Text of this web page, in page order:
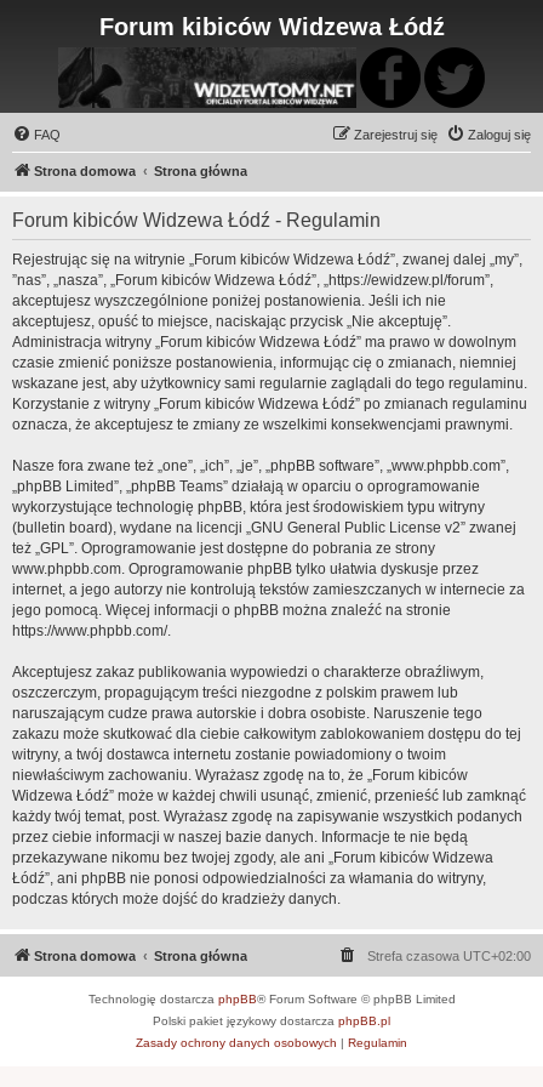
Forum kibiców Widzewa Łódź
FAQ Zaloguj się
Zarejestruj się
Strona domowa Strona główna
Forum kibiców Widzewa Łódź - Regulamin
Rejestrując się na witrynie „Forum kibiców Widzewa Łódź”, zwanej dalej „my”,
”nas”, „nasza”, „Forum kibiców Widzewa Łódź”, „https://ewidzew.pl/forum”,
akceptujesz wyszczególnione poniżej postanowienia. Jeśli ich nie
akceptujesz, opuść to miejsce, naciskając przycisk „Nie akceptuję”.
Administracja witryny „Forum kibiców Widzewa Łódź” ma prawo w dowolnym
czasie zmienić poniższe postanowienia, informując cię o zmianach, niemniej
wskazane jest, aby użytkownicy sami regularnie zaglądali do tego regulaminu.
Korzystanie z witryny „Forum kibiców Widzewa Łódź” po zmianach regulaminu
oznacza, że akceptujesz te zmiany ze wszelkimi konsekwencjami prawnymi.
Nasze fora zwane też „one”, „ich”, „je”, „phpBB software”, „www.phpbb.com”,
„phpBB Limited”, „phpBB Teams” działają w oparciu o oprogramowanie
wykorzystujące technologię phpBB, która jest środowiskiem typu witryny
(bulletin board), wydane na licencji „GNU General Public License v2” zwanej
też „GPL”. Oprogramowanie jest dostępne do pobrania ze strony
www.phpbb.com. Oprogramowanie phpBB tylko ułatwia dyskusje przez
internet, a jego autorzy nie kontrolują tekstów zamieszczanych w internecie za
jego pomocą. Więcej informacji o phpBB można znaleźć na stronie
https://www.phpbb.com/.
Akceptujesz zakaz publikowania wypowiedzi o charakterze obraźliwym,
oszczerczym, propagującym treści niezgodne z polskim prawem lub
naruszającym cudze prawa autorskie i dobra osobiste. Naruszenie tego
zakazu może skutkować dla ciebie całkowitym zablokowaniem dostępu do tej
witryny, a twój dostawca internetu zostanie powiadomiony o twoim
niewłaściwym zachowaniu. Wyrażasz zgodę na to, że „Forum kibiców
Widzewa Łódź” może w każdej chwili usunąć, zmienić, przenieść lub zamknąć
każdy twój temat, post. Wyrażasz zgodę na zapisywanie wszystkich podanych
przez ciebie informacji w naszej bazie danych. Informacje te nie będą
przekazywane nikomu bez twojej zgody, ale ani „Forum kibiców Widzewa
Łódź”, ani phpBB nie ponosi odpowiedzialności za włamania do witryny,
podczas których może dojść do kradzieży danych.
Strona domowa Strona główna Strefa czasowa UTC+02:00
Technologię dostarcza phpBB® Forum Software © phpBB Limited
Polski pakiet językowy dostarcza phpBB.pl
Zasady ochrony danych osobowych | Regulamin